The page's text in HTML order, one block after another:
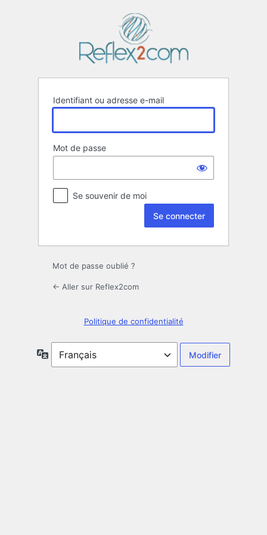
Identifiant ou adresse e-mail
Mot de passe
Se souvenir de moi
Mot de passe oublié ?
← Aller sur Reflex2com
Politique de confidentialité
Langue